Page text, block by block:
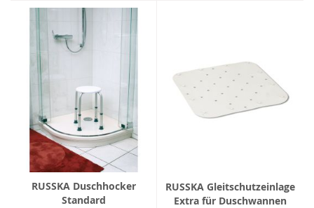
RUSSKA Duschhocker
Standard
RUSSKA Gleitschutzeinlage
Extra für Duschwannen